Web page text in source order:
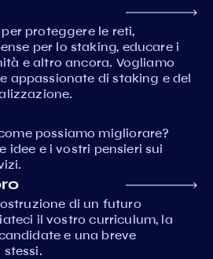
proteggere le reti,
per lo staking, educare i
e altro ancora. Vogliamo
appassionate di staking e del
possiamo migliorare?
idee e i vostri pensieri sui
di un futuro
il vostro curriculum, la
e una breve